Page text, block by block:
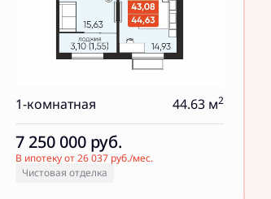
1-комнатная 44.63 м2
7 250 000 руб.
В ипотеку от 26 037 руб./мес.
Чистовая отделка